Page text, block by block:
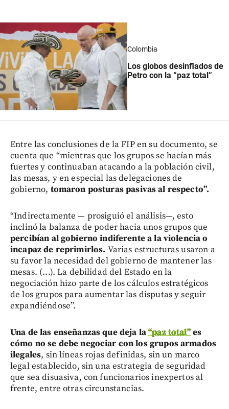
Colombia
Los globos desinflados de
Petro con la “paz total”
Entre las conclusiones de la FIP en su documento, se
cuenta que “mientras que los grupos se hacían más
fuertes y continuaban atacando a la población civil,
las mesas, y en especial las delegaciones de
gobierno, tomaron posturas pasivas al respecto”.
“Indirectamente — prosiguió el análisis—, esto
inclinó la balanza de poder hacia unos grupos que
percibían al gobierno indiferente a la violencia o
incapaz de reprimirlos. Varias estructuras usaron a
su favor la necesidad del gobierno de mantener las
mesas. (...). La debilidad del Estado en la
negociación hizo parte de los cálculos estratégicos
de los grupos para aumentar las disputas y seguir
expandiéndose”.
Una de las enseñanzas que deja la“paz total”es
cómo no se debe negociar con los grupos armados
ilegales, sin líneas rojas definidas, sin un marco
legal establecido, sin una estrategia de seguridad
que sea disuasiva, con funcionarios inexpertos al
frente, entre otras circunstancias.